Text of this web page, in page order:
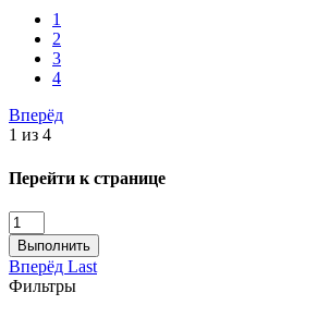
SQL и нюансах языка, чтобы вы
прикладных задач.
1
2
3
4
Вперёд
1 из 4
Перейти к странице
Выполнить
Вперёд Last
Фильтры